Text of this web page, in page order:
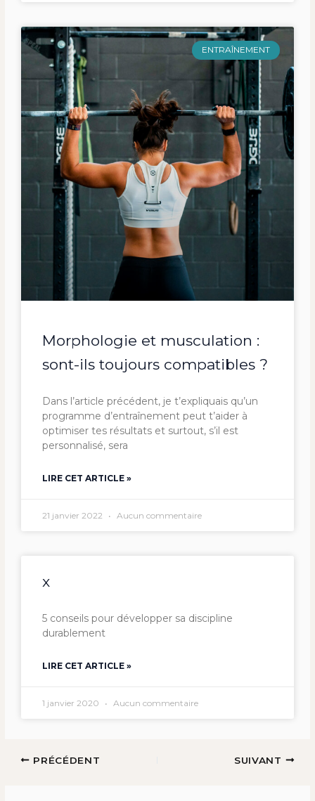
ENTRAÎNEMENT
Morphologie et musculation :
sont-ils toujours compatibles ?
Dans l’article précédent, je t’expliquais qu’un
programme d’entraînement peut t’aider à
optimiser tes résultats et surtout, s’il est
personnalisé, sera
LIRE CET ARTICLE »
21 janvier 2022 Aucun commentaire
x
5 conseils pour développer sa discipline
durablement
LIRE CET ARTICLE »
1 janvier 2020 Aucun commentaire
PRÉCÉDENT SUIVANT